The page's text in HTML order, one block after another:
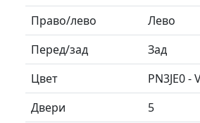
Право/лево
Лево
Перед/зад
Зад
Цвет
PN3JE0 -
Двери
5